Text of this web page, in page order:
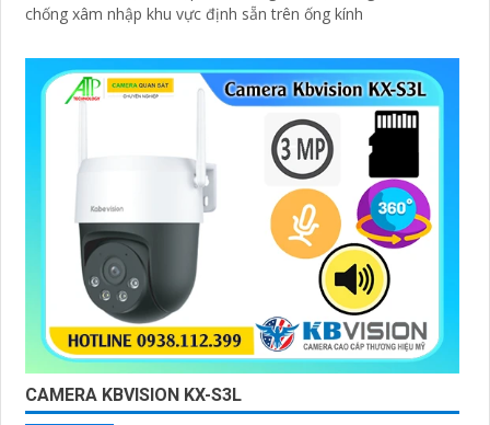
chống xâm nhập khu vực định sẵn trên ống kính
CAMERA KBVISION KX-S3L